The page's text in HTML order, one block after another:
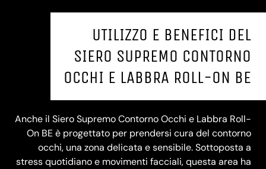
UTILIZZO E BENEFICI DEL
SIERO SUPREMO CONTORNO
OCCHI E LABBRA ROLL-ON BE
Anche il Siero Supremo Contorno Occhi e Labbra Roll-
On BE è progettato per prendersi cura del contorno
occhi, una zona delicata e sensibile. Sottoposta a
stress quotidiano e movimenti facciali, questa area ha